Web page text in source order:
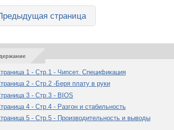
страница
1 - Стр.1 - Чипсет. Спецификация
2 - Стр.2 -Беря плату в руки
3 - Стр.3 - BIOS
4 - Стр.4 - Разгон и стабильность
5 - Стр.5 - Производительность и выводы